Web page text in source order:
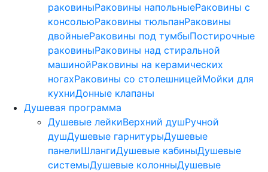
раковиныРаковины напольныеРаковины с
консольюРаковины тюльпанРаковины
двойныеРаковины под тумбыПостирочные
раковиныРаковины над стиральной
машинойРаковины на керамических
ногахРаковины со столешницейМойки для
кухниДонные клапаны
Душевая программа
Душевые лейкиВерхний душРучной
душДушевые гарнитурыДушевые
панелиШлангиДушевые кабиныДушевые
системыДушевые колонныДушевые